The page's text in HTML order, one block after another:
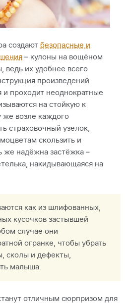
создают безопасные и
– кулоны на вощёном
ведь их удобнее всего
произведений
и проходит неоднократные
на стойкую к
же возле каждого
страховочный узелок,
скользить и
же надёжна застёжка –
накидывающаяся на
как из шлифованных,
кусочков застывшей
случае они
огранке, чтобы убрать
сколы и дефекты,
малыша.
отличным сюрпризом для